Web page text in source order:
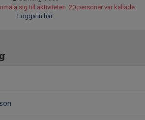
sig till aktiviteten. 20 personer var kallade.
Logga in här